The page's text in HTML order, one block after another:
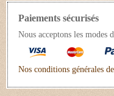
Paiements sécurisés
Nous acceptons les modes
Nos conditions générales